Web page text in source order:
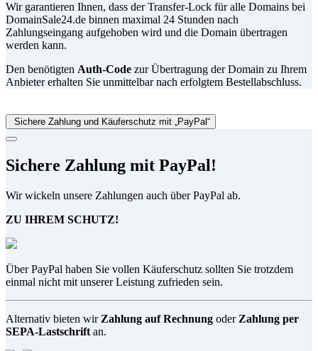
Wir garantieren Ihnen, dass der Transfer-Lock für alle Domains bei
DomainSale24.de binnen maximal 24 Stunden nach
Zahlungseingang aufgehoben wird und die Domain übertragen
werden kann.
Den benötigten Auth-Code zur Übertragung der Domain zu Ihrem
Anbieter erhalten Sie unmittelbar nach erfolgtem Bestellabschluss.
Sichere Zahlung und Käuferschutz mit „PayPal“
Sichere Zahlung mit PayPal!
Wir wickeln unsere Zahlungen auch über PayPal ab.
ZU IHREM SCHUTZ!
Über PayPal haben Sie vollen Käuferschutz sollten Sie trotzdem
einmal nicht mit unserer Leistung zufrieden sein.
Alternativ bieten wir Zahlung auf Rechnung oder Zahlung per
SEPA-Lastschrift an.